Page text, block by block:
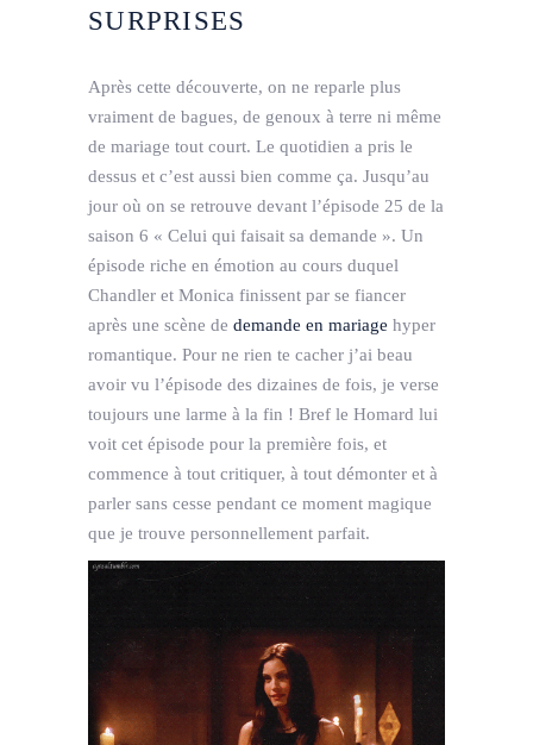
SURPRISES
Après cette découverte, on ne reparle plus
vraiment de bagues, de genoux à terre ni même
de mariage tout court. Le quotidien a pris le
dessus et c’est aussi bien comme ça. Jusqu’au
jour où on se retrouve devant l’épisode 25 de la
saison 6 « Celui qui faisait sa demande ». Un
épisode riche en émotion au cours duquel
Chandler et Monica finissent par se fiancer
après une scène de demande en mariage hyper
romantique. Pour ne rien te cacher j’ai beau
avoir vu l’épisode des dizaines de fois, je verse
toujours une larme à la fin ! Bref le Homard lui
voit cet épisode pour la première fois, et
commence à tout critiquer, à tout démonter et à
parler sans cesse pendant ce moment magique
que je trouve personnellement parfait.